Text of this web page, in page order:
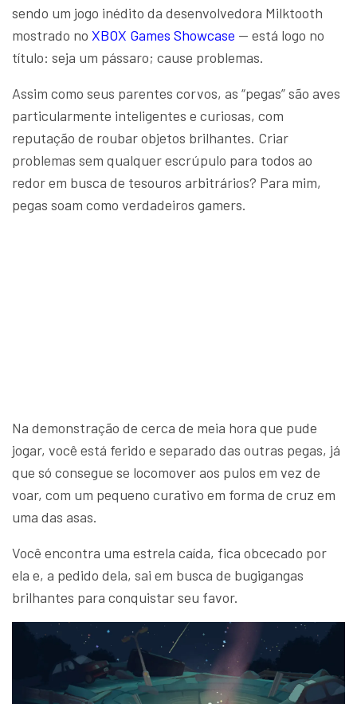
sendo um jogo inédito da desenvolvedora Milktooth
mostrado no XBOX Games Showcase — está logo no
título: seja um pássaro; cause problemas.
Assim como seus parentes corvos, as “pegas” são aves
particularmente inteligentes e curiosas, com
reputação de roubar objetos brilhantes. Criar
problemas sem qualquer escrúpulo para todos ao
redor em busca de tesouros arbitrários? Para mim,
pegas soam como verdadeiros gamers.
Na demonstração de cerca de meia hora que pude
jogar, você está ferido e separado das outras pegas, já
que só consegue se locomover aos pulos em vez de
voar, com um pequeno curativo em forma de cruz em
uma das asas.
Você encontra uma estrela caída, fica obcecado por
ela e, a pedido dela, sai em busca de bugigangas
brilhantes para conquistar seu favor.